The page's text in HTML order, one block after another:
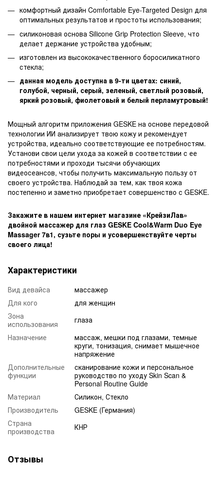
комфортный дизайн Comfortable Eye-Targeted Design для
оптимальных результатов и простоты использования;
силиконовая основа Silicone Grip Protection Sleeve, что
делает держание устройства удобным;
изготовлен из высококачественного боросиликатного
стекла;
данная модель доступна в 9-ти цветах: синий,
голубой, черный, серый, зеленый, светлый розовый,
яркий розовый, фиолетовый и белый перламутровый!
Мощный алгоритм приложения GESKE на основе передовой
технологии ИИ анализирует твою кожу и рекомендует
устройства, идеально соответствующие ее потребностям.
Установи свои цели ухода за кожей в соответствии с ее
потребностями и проходи тысячи обучающих
видеосеансов, чтобы получить максимальную пользу от
своего устройства. Наблюдай за тем, как твоя кожа
постепенно и заметно приобретает совершенство с GESKE.
Закажите в нашем интернет магазине «КрейзиЛав»
двойной массажер для глаз GESKE Cool&Warm Duo Eye
Massager 7в1, сузьте поры и усовершенствуйте черты
своего лица!
Характеристики
Вид девайса
массажер
Для кого
для женщин
Зона
использования
глаза
Назначение
массаж, мешки под глазами, темные
круги, тонизация, снимает мышечное
напряжение
Дополнительные
функции
сканирование кожи и персональное
руководство по уходу Skin Scan &
Personal Routine Guide
Материал
Силикон, Стекло
Производитель
GESKE (Германия)
Страна
производства
КНР
Отзывы